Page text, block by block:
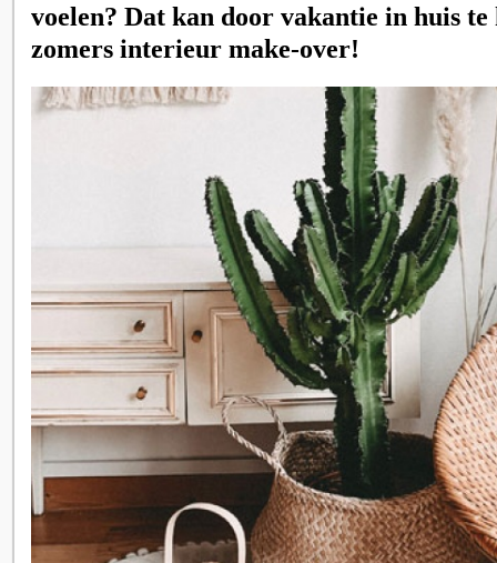
voelen? Dat kan door vakantie in huis te
zomers interieur make-over!